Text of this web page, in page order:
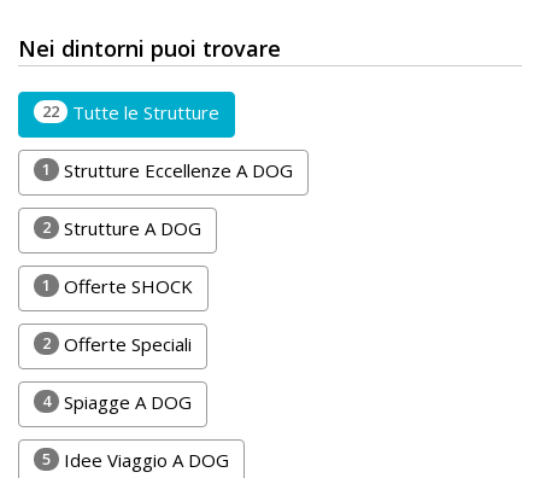
Lavora
Noi
Inserisci
Attività
Accedi
Registrati
Nei dintorni puoi trovare
22 Tutte le Strutture
1 Strutture Eccellenze A DOG
2 Strutture A DOG
1 Offerte SHOCK
2 Offerte Speciali
4 Spiagge A DOG
5 Idee Viaggio A DOG